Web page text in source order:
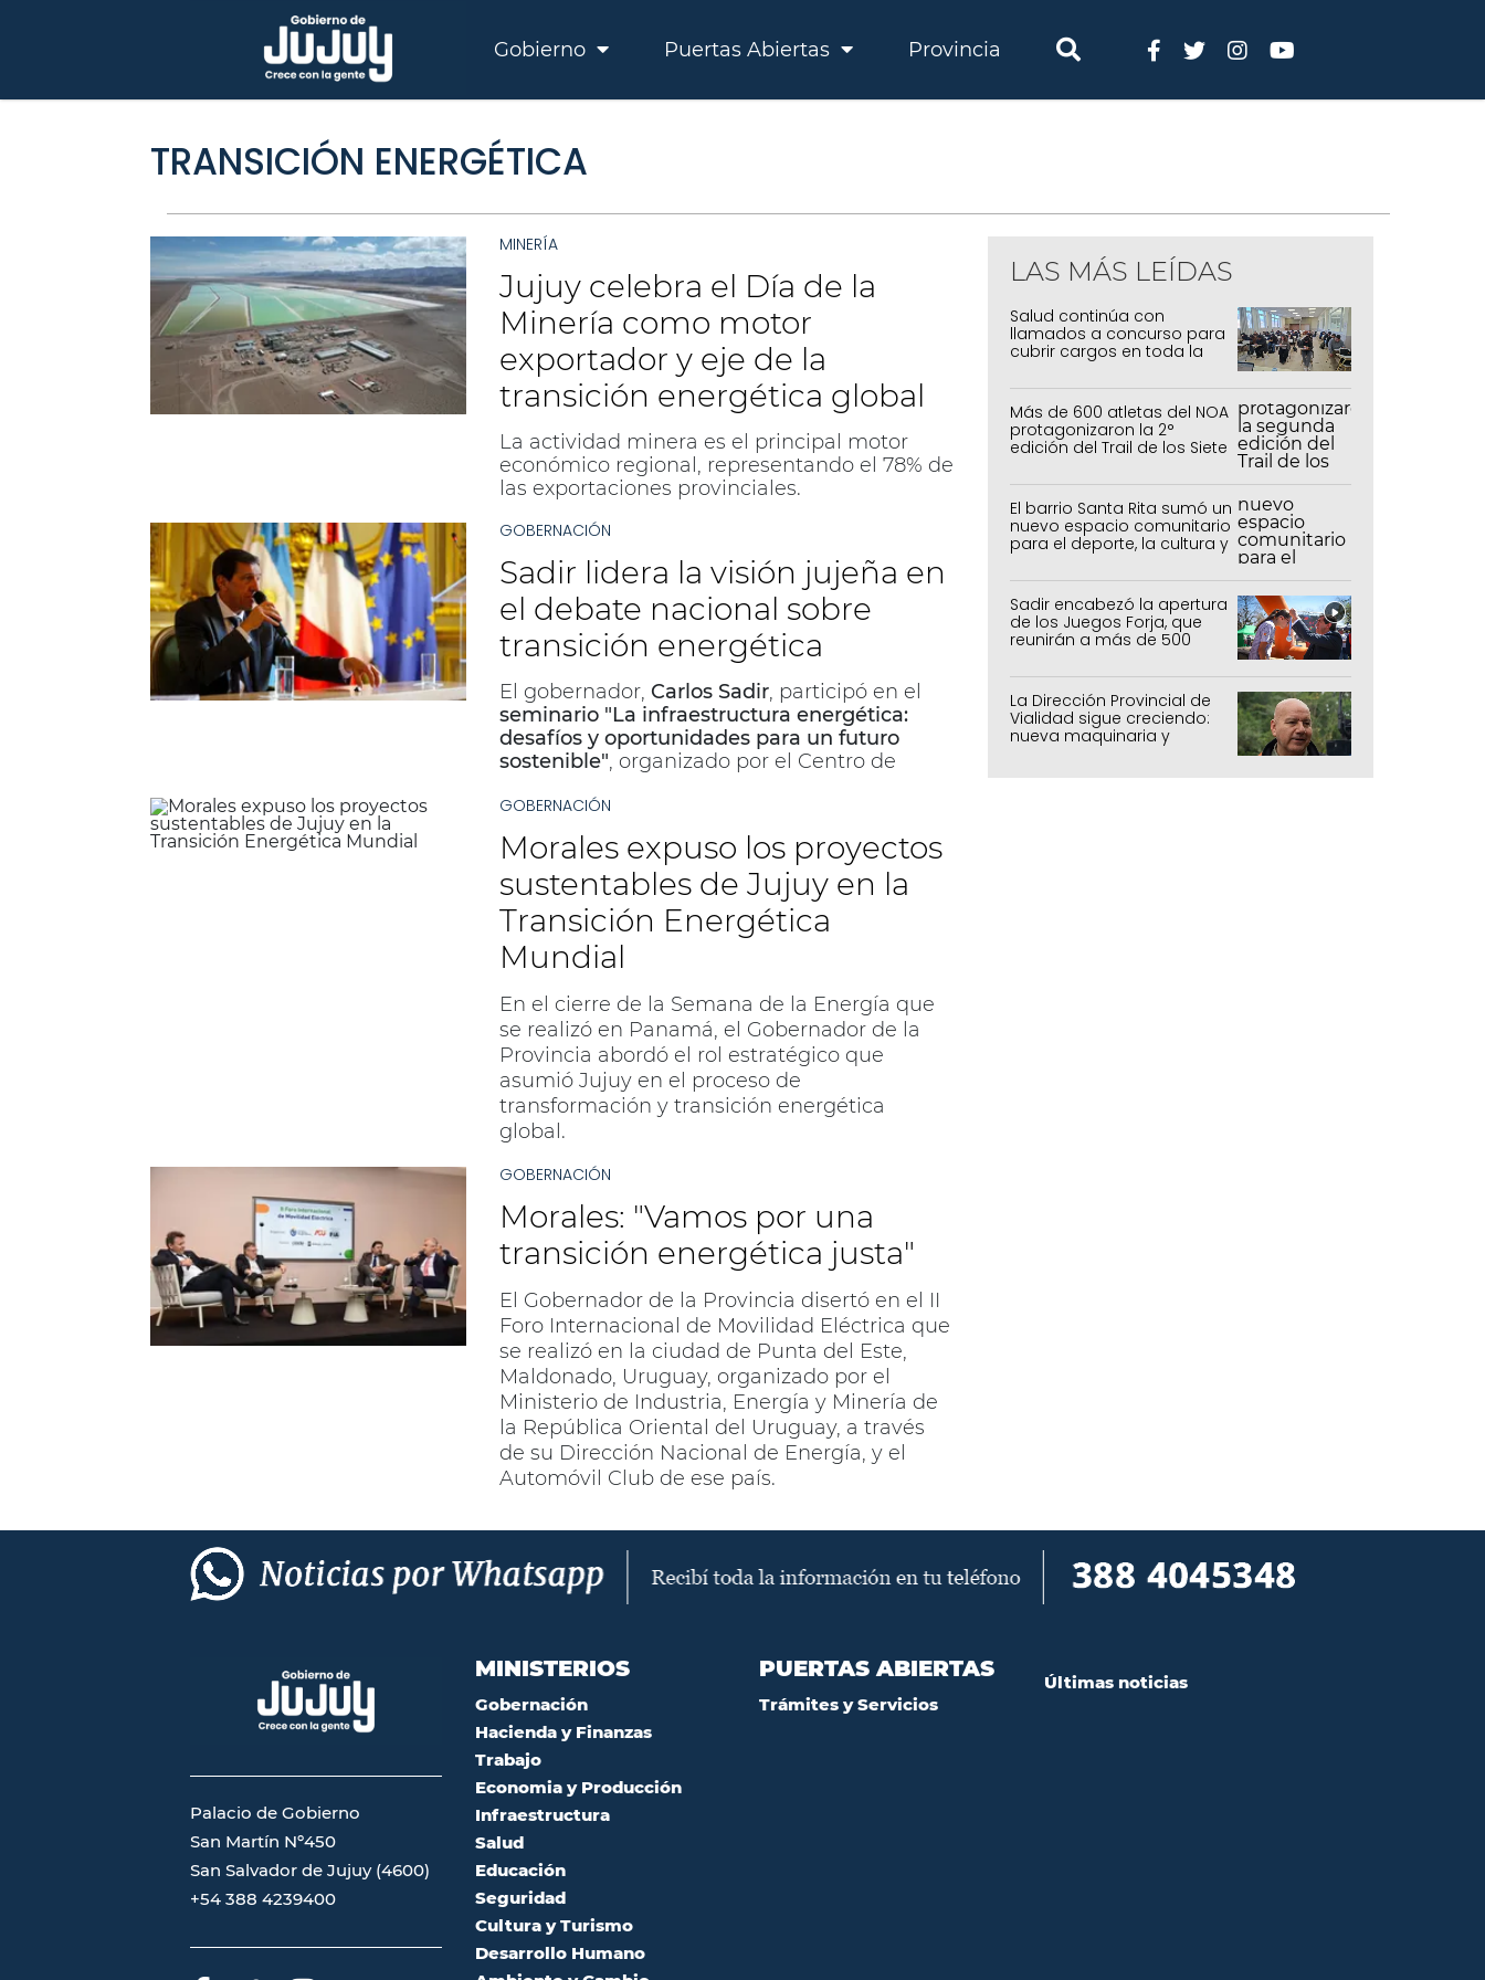
Gobierno Puertas Abiertas Provincia
TRANSICIÓN ENERGÉTICA
MINERÍA
Jujuy celebra el Día de la
Minería como motor
exportador y eje de la
transición energética global
La actividad minera es el principal motor
económico regional, representando el 78% de
las exportaciones provinciales.
GOBERNACIÓN
Sadir lidera la visión jujeña en
el debate nacional sobre
transición energética
El gobernador, Carlos Sadir, participó en el
seminario "La infraestructura energética:
desafíos y oportunidades para un futuro
sostenible", organizado por el Centro de
Equidad y el Crecimiento (CIPPEC) y la
Embajada de Francia en Argentina. Durante
su intervención, destacó la experiencia de
Jujuy en la transición energética y su
compromiso con la sostenibilidad.
GOBERNACIÓN
Morales expuso los proyectos
sustentables de Jujuy en la
Transición Energética
Mundial
En el cierre de la Semana de la Energía que
se realizó en Panamá, el Gobernador de la
Provincia abordó el rol estratégico que
asumió Jujuy en el proceso de
transformación y transición energética
global.
GOBERNACIÓN
Morales: "Vamos por una
transición energética justa"
El Gobernador de la Provincia disertó en el II
Foro Internacional de Movilidad Eléctrica que
se realizó en la ciudad de Punta del Este,
Maldonado, Uruguay, organizado por el
Ministerio de Industria, Energía y Minería de
la República Oriental del Uruguay, a través
de su Dirección Nacional de Energía, y el
Automóvil Club de ese país.
LAS MÁS LEÍDAS
Salud continúa con
llamados a concurso para
cubrir cargos en toda la
Más de 600 atletas del NOA
protagonizaron la 2°
edición del Trail de los Siete
El barrio Santa Rita sumó un
nuevo espacio comunitario
para el deporte, la cultura y
el encuentro
Sadir encabezó la apertura
de los Juegos Forja, que
reunirán a más de 500
La Dirección Provincial de
Vialidad sigue creciendo:
nueva maquinaria y
laboratorio 100%
Palacio de Gobierno
San Martín Nº450
San Salvador de Jujuy (4600)
+54 388 4239400
MINISTERIOS
Gobernación
Hacienda y Finanzas
Trabajo
Economia y Producción
Infraestructura
Salud
Educación
Seguridad
Cultura y Turismo
Desarrollo Humano
PUERTAS ABIERTAS
Trámites y Servicios
Últimas noticias